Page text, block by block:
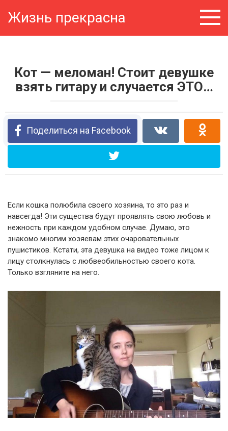
Жизнь прекрасна
Кот — меломан! Стоит девушке
взять гитару и случается ЭТО…
Поделиться на Facebook
Если кошка полюбила своего хозяина, то это раз и
навсегда! Эти существа будут проявлять свою любовь и
нежность при каждом удобном случае. Думаю, это
знакомо многим хозяевам этих очаровательных
пушистиков. Кстати, эта девушка на видео тоже лицом к
лицу столкнулась с любвеобильностью своего кота.
Только взгляните на него.